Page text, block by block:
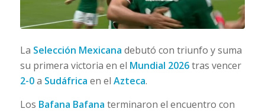
La Selección Mexicana debutó con triunfo y suma
su primera victoria en el Mundial 2026tras vencer
2-0a Sudáfrica en el Azteca.
Los Bafana Bafana terminaron el encuentro con